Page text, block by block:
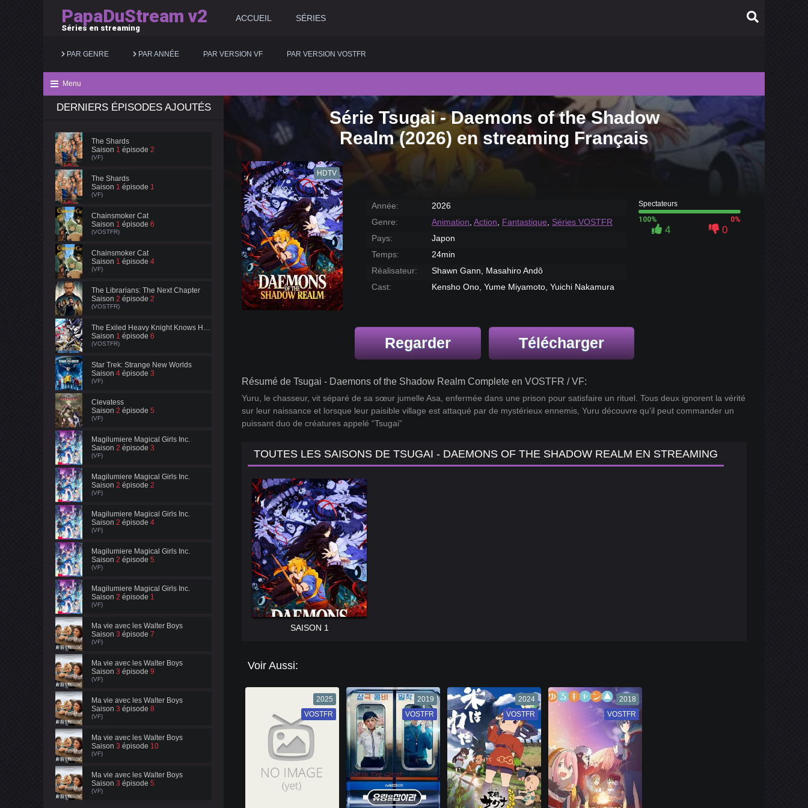
PapaDuStream v2
Séries en streaming
ACCUEIL SÉRIES
PAR GENRE
Action
Animation
Aventure
Biopic
Comédie
Documentaire
Drame
Fantastique
Historique
Horreur
Judiciaire
Musical
Policier
Romance
Science fiction
PAR ANNÉE
2025
2019
2017
2016
2015
2014
2010
2009
PAR VERSION VF PAR VERSION VOSTFR
Menu
DERNIERS ÉPISODES AJOUTÉS
The Shards
Saison 1 épisode 2
(VF)
The Shards
Saison 1 épisode 1
(VF)
Chainsmoker Cat
Saison 1 épisode 6
(VOSTFR)
Chainsmoker Cat
Saison 1 épisode 4
(VF)
The Librarians: The Next Chapter
Saison 2 épisode 2
(VOSTFR)
The Exiled Heavy Knight Knows How to Game the System
Saison 1 épisode 6
(VOSTFR)
Star Trek: Strange New Worlds
Saison 4 épisode 3
(VF)
Clevatess
Saison 2 épisode 5
(VF)
Magilumiere Magical Girls Inc.
Saison 2 épisode 3
(VF)
Magilumiere Magical Girls Inc.
Saison 2 épisode 2
(VF)
Magilumiere Magical Girls Inc.
Saison 2 épisode 4
(VF)
Magilumiere Magical Girls Inc.
Saison 2 épisode 5
(VF)
Magilumiere Magical Girls Inc.
Saison 2 épisode 1
(VF)
Ma vie avec les Walter Boys
Saison 3 épisode 7
(VF)
Ma vie avec les Walter Boys
Saison 3 épisode 9
(VF)
Ma vie avec les Walter Boys
Saison 3 épisode 8
(VF)
Ma vie avec les Walter Boys
Saison 3 épisode 10
(VF)
Ma vie avec les Walter Boys
Saison 3 épisode 5
(VF)
Série Tsugai - Daemons of the Shadow
Realm (2026) en streaming Français
HDTV
Année:
2026
Genre:
Animation, Action, Fantastique, Séries VOSTFR
Pays:
Japon
Temps:
24min
Réalisateur:
Shawn Gann, Masahiro Andô
Cast:
Kensho Ono, Yume Miyamoto, Yuichi Nakamura
Spectateurs
100%
0%
4 0
Regarder Télécharger
Résumé de Tsugai - Daemons of the Shadow Realm Complete en VOSTFR / VF:
Yuru, le chasseur, vit séparé de sa sœur jumelle Asa, enfermée dans une prison pour satisfaire un rituel. Tous deux ignorent la vérité
sur leur naissance et lorsque leur paisible village est attaqué par de mystérieux ennemis, Yuru découvre qu'il peut commander un
puissant duo de créatures appelé “Tsugai”
TOUTES LES SAISONS DE TSUGAI - DAEMONS OF THE SHADOW REALM EN STREAMING
SAISON 1
Voir Aussi:
2025
VF
VOSTFR
2019
VF
VOSTFR
2024
VF
VOSTFR
2018
VF
VOSTFR